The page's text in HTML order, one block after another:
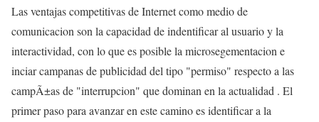
Las ventajas competitivas de Internet como medio de
comunicacion son la capacidad de indentificar al usuario y la
interactividad, con lo que es posible la microsegementacion e
inciar campanas de publicidad del tipo "permiso" respecto a las
campÃ±as de "interrupcion" que dominan en la actualidad . El
primer paso para avanzar en este camino es identificar a la